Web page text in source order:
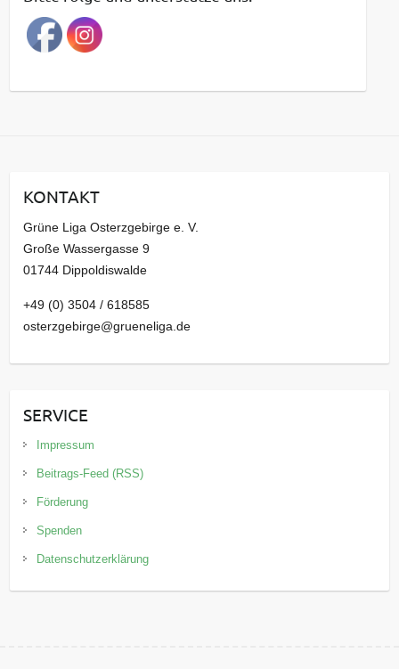
r
a
g
a
v
KONTAKT
Grüne Liga Osterzgebirge e. V.
Große Wassergasse 9
01744 Dippoldiswalde
+49 (0) 3504 / 618585
osterzgebirge@grueneliga.de
SERVICE
Impressum
Beitrags-Feed (RSS)
Förderung
Spenden
Datenschutzerklärung